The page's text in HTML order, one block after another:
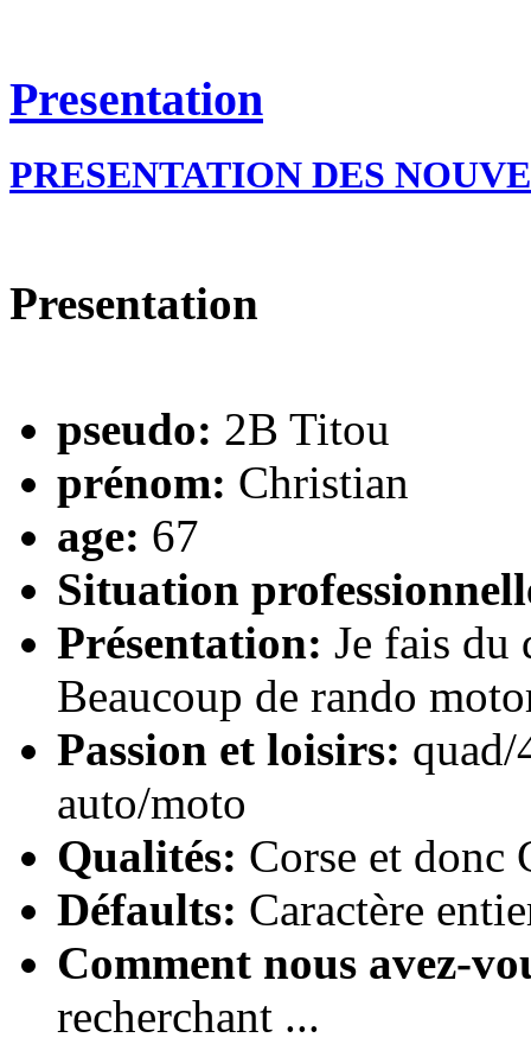
Presentation
PRESENTATION DES
Presentation
pseudo: 2B Titou
prénom: Christian
age: 67
Situation
Présentation: Je fais du
Beaucoup de rando
Passion et loisirs: quad/
auto/moto
Qualités: Corse et donc
Défaults: Caractère
Comment nous avez-
recherchant ...